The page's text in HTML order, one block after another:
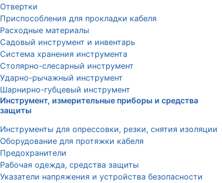
Отвертки
Приспособления для прокладки кабеля
Расходные материалы
Садовый инструмент и инвентарь
Система хранения инструмента
Столярно-слесарный инструмент
Ударно-рычажный инструмент
Шарнирно-губцевый инструмент
Инструмент, измерительные приборы и средства
защиты
Инструменты для опрессовки, резки, снятия изоляции
Оборудование для протяжки кабеля
Предохранители
Рабочая одежда, средства защиты
Указатели напряжения и устройства безопасности